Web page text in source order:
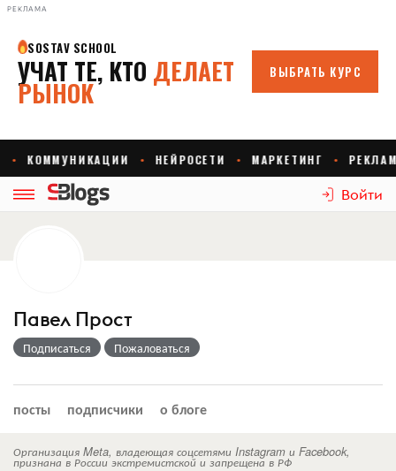
РЕКЛАМА
Войти
Павел Прост
Подписаться Пожаловаться
посты подписчики о блоге
Организация Meta, владеющая соцсетями Instagram и Facebook,
признана в России экстремистской и запрещена в РФ